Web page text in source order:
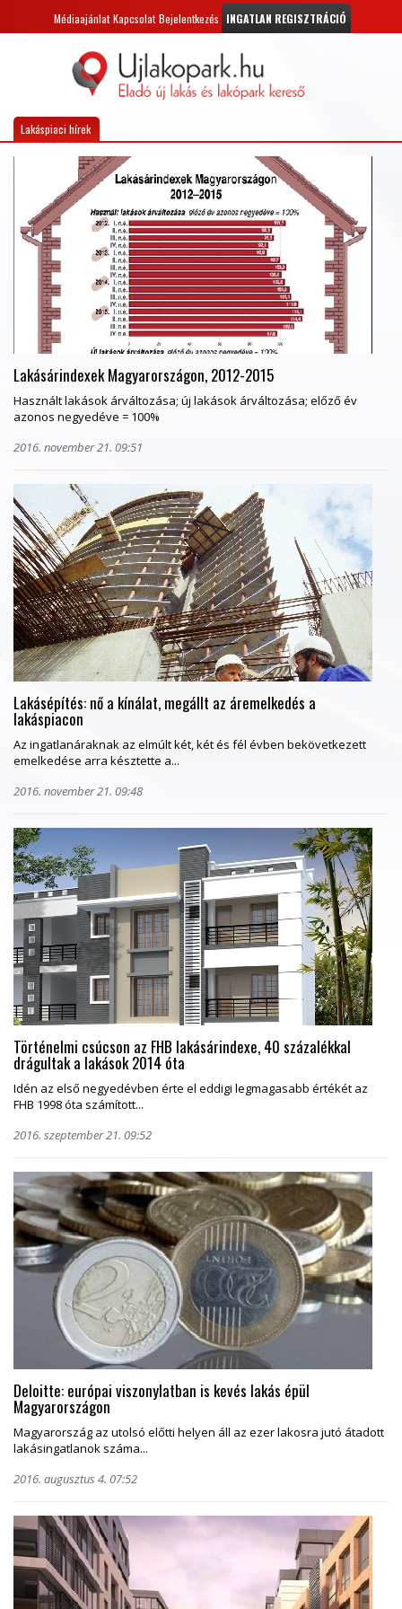
Médiaajánlat Kapcsolat Bejelentkezés INGATLAN REGISZTRÁCIÓ
Lakáspiaci hírek
Lakásárindexek Magyarországon, 2012-2015
Használt lakások árváltozása; új lakások árváltozása; előző év
azonos negyedéve = 100%
2016. november 21. 09:51
Lakásépítés: nő a kínálat, megállt az áremelkedés a
lakáspiacon
Az ingatlanáraknak az elmúlt két, két és fél évben bekövetkezett
emelkedése arra késztette a...
2016. november 21. 09:48
Történelmi csúcson az FHB lakásárindexe, 40 százalékkal
drágultak a lakások 2014 óta
Idén az első negyedévben érte el eddigi legmagasabb értékét az
FHB 1998 óta számított...
2016. szeptember 21. 09:52
Deloitte: európai viszonylatban is kevés lakás épül
Magyarországon
Magyarország az utolsó előtti helyen áll az ezer lakosra jutó átadott
lakásingatlanok száma...
2016. augusztus 4. 07:52